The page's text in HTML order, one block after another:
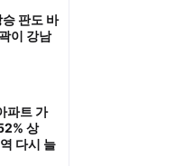
판도 바
이 강남
파트 가
상
다시 늘